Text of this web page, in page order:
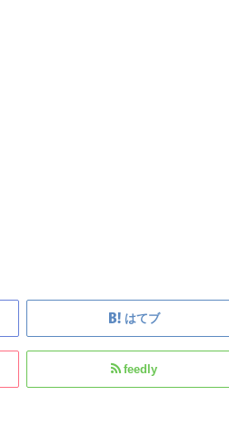
はてブ
feedly